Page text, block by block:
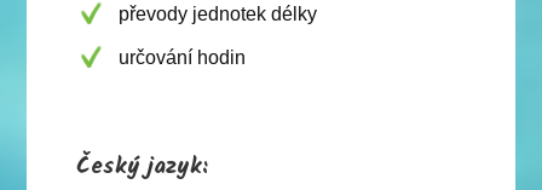
převody jednotek délky
určování hodin
Český jazyk: